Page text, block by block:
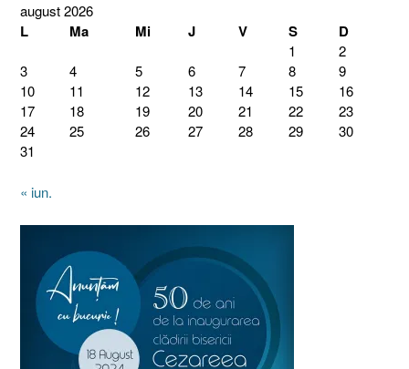
august 2026
L Ma Mi J V S D
1
2
3
4 5 6 7 8
9
10
11 12 13 14 15
16
17
18 19 20 21 22
23
24
25 26 27 28 29
30
31
« iun.